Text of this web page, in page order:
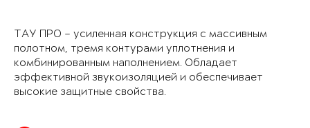
ТАУ ПРО – усиленная конструкция с массивным
полотном, тремя контурами уплотнения и
комбинированным наполнением. Обладает
эффективной звукоизоляцией и обеспечивает
высокие защитные свойства.